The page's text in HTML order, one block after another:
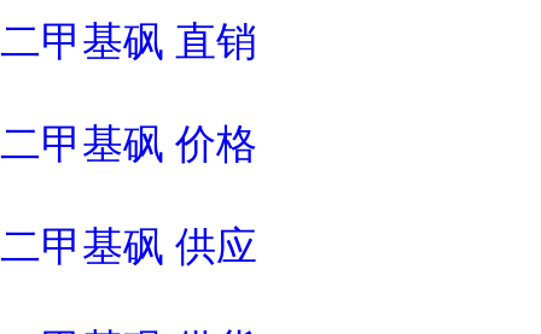
二甲基砜 直销
二甲基砜 价格
二甲基砜 供应